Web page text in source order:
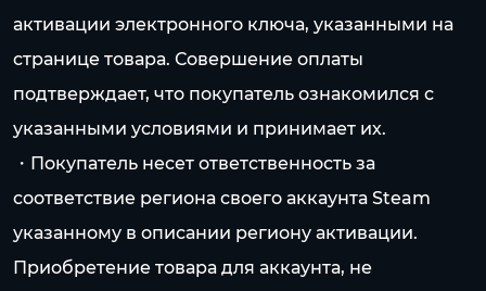
активации электронного ключа, указанными на
странице товара. Совершение оплаты
подтверждает, что покупатель ознакомился с
указанными условиями и принимает их.
・Покупатель несет ответственность за
соответствие региона своего аккаунта Steam
указанному в описании региону активации.
Приобретение товара для аккаунта, не